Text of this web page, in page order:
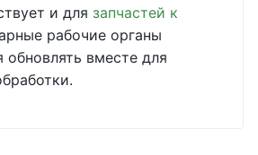
и для запчастей к
рабочие органы
обновлять вместе для